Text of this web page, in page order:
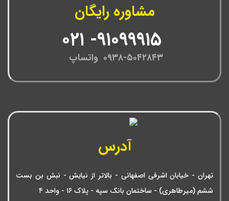
مشاوره رایگان
۰۹۳۸-۵۰۴۲۸۴۳ واتساپ
آدرس
تهران - خیابان اشرفی اصفهانی - بالاتر از نیایش - نبش بن بست
ششم (میرطاهری) - ساختمان بانک سپه - پلاک ۱۶ - واحد ۴